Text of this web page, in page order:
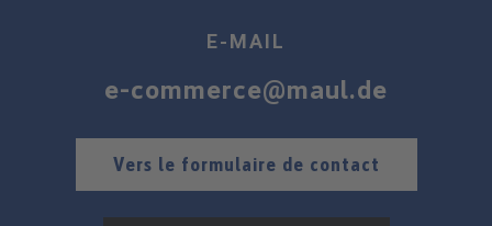
E-MAIL
e-commerce@maul.de
Vers le formulaire de contact